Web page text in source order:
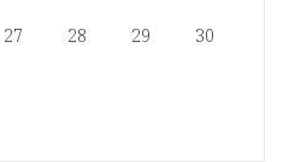
27 28 29 30